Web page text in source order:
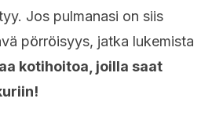
Jos pulmanasi on siis
pörröisyys, jatka lukemista
kotihoitoa, joilla saat